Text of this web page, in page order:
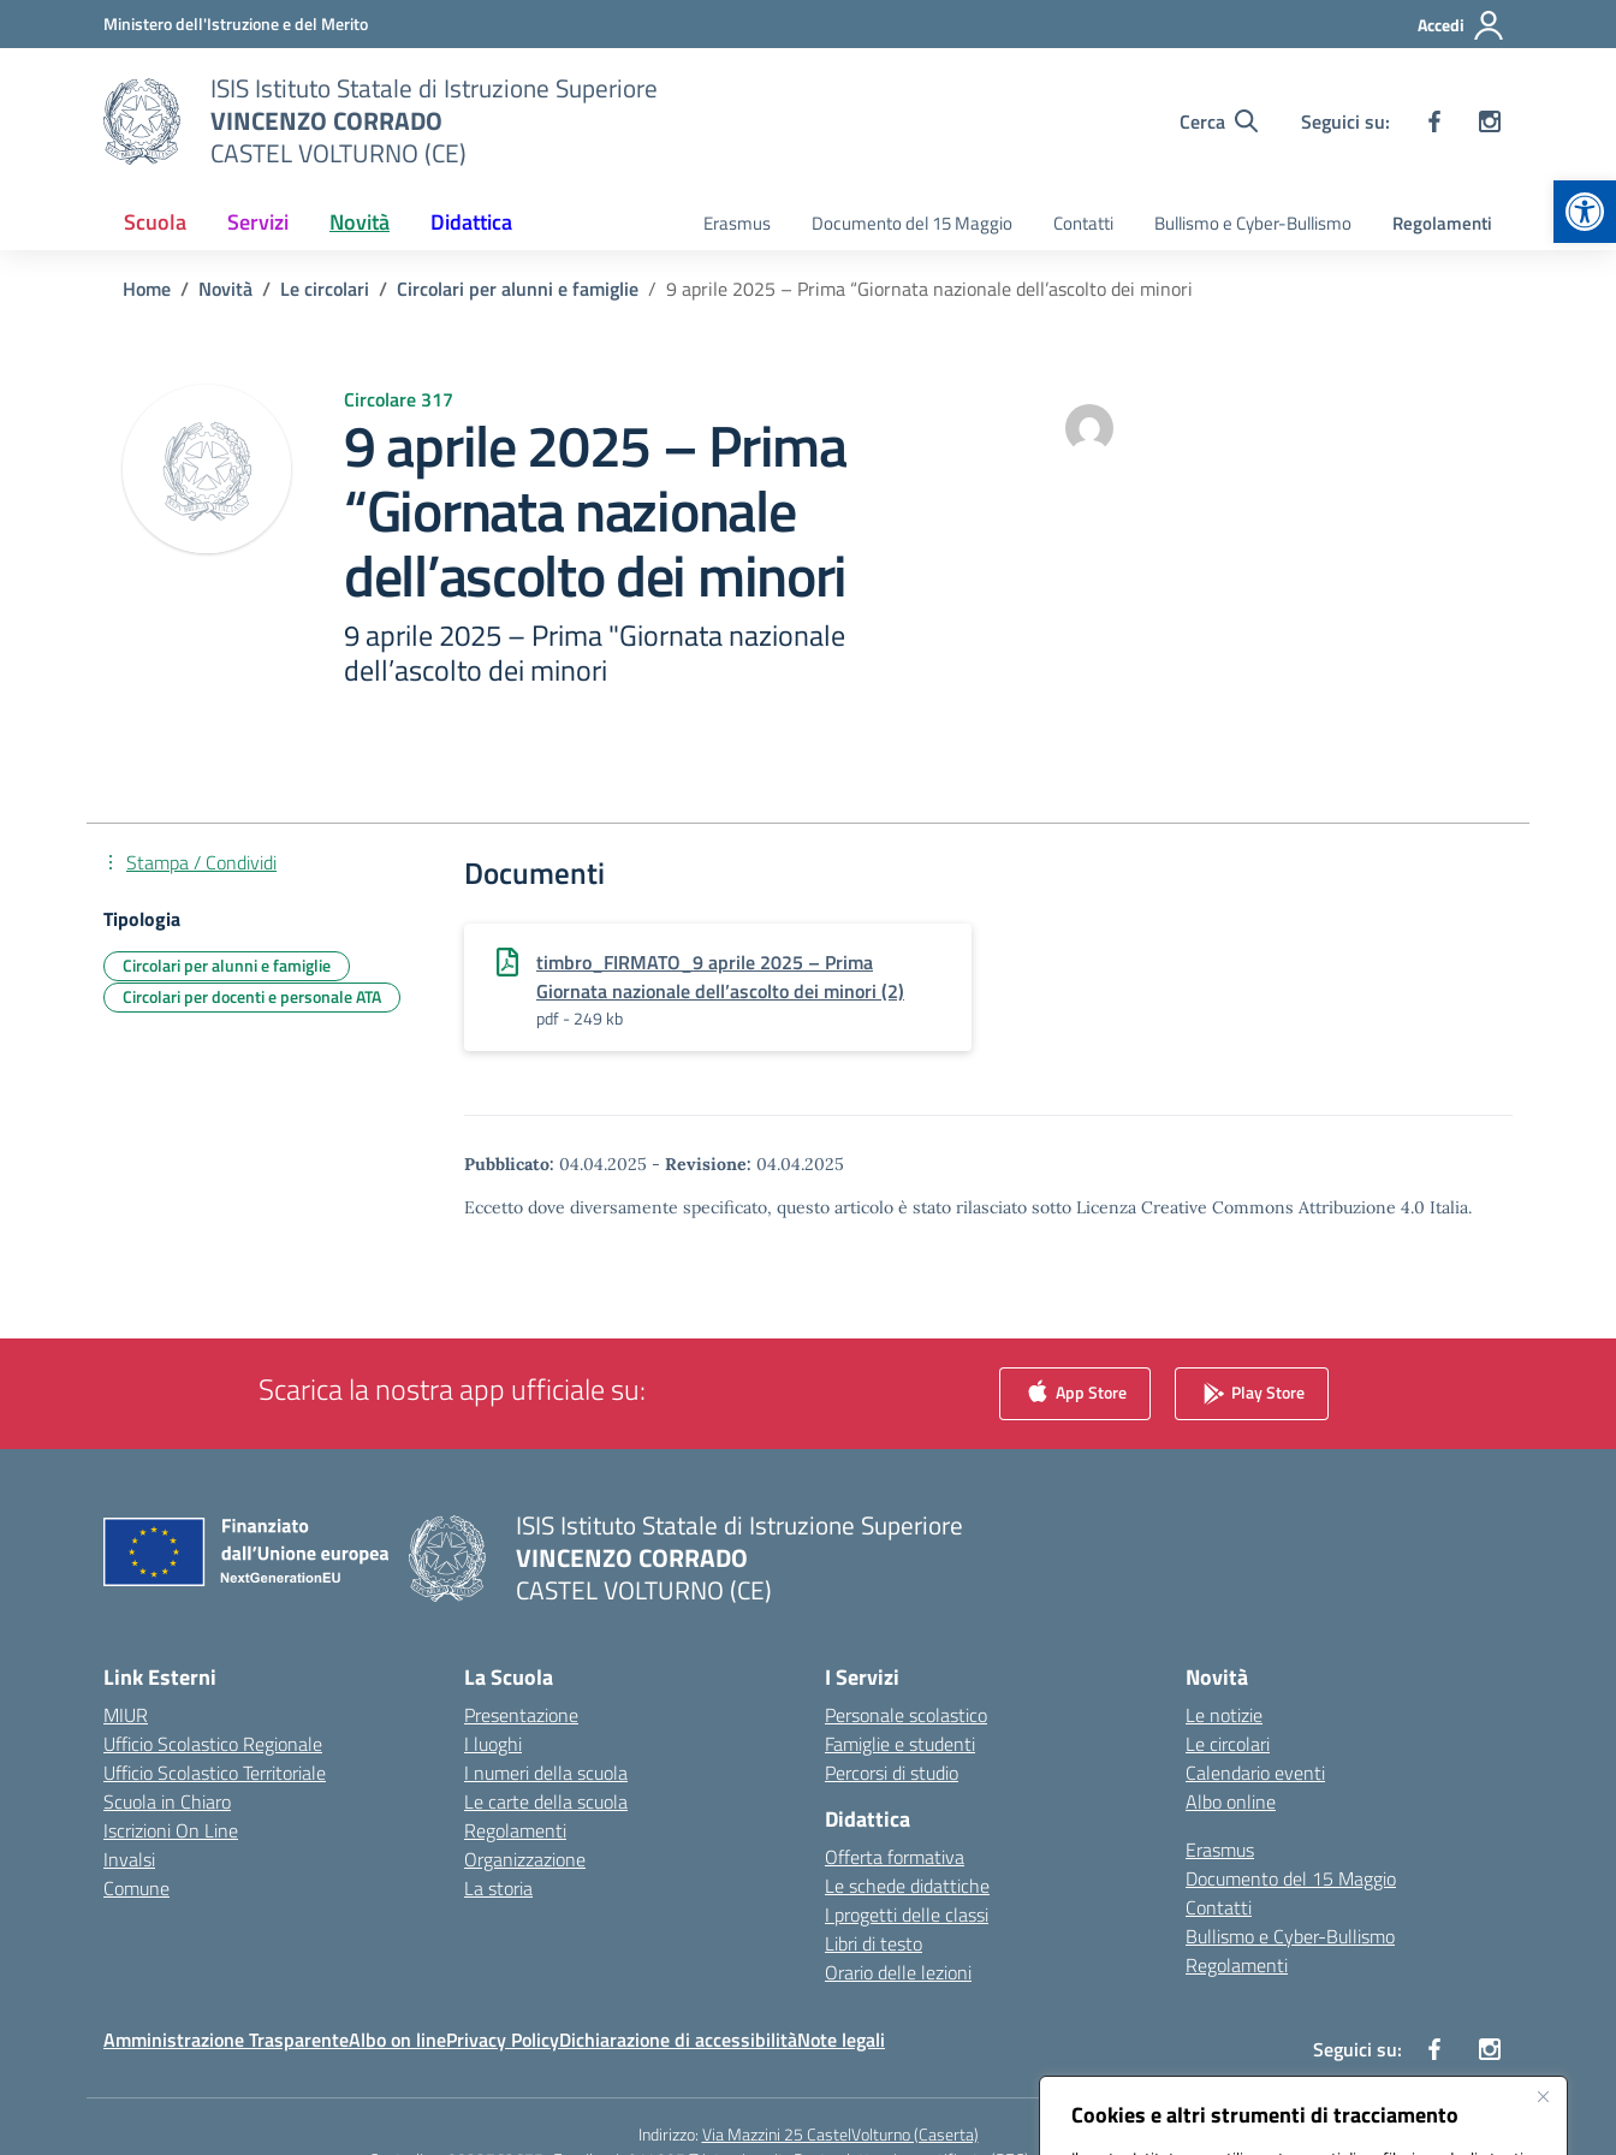
Cookies e altri strumenti di tracciamento
Vai ai contenuti
Vai al menu di navigazioneMinistero dell'Istruzione e del Merito Accedi
ISIS Istituto Statale di Istruzione Superiore
VINCENZO CORRADO
CASTEL VOLTURNO (CE)
Cerca Seguici su:
Scuola Servizi Novità Didattica Erasmus Documento del 15 Maggio Contatti Bullismo e Cyber-Bullismo Regolamenti
Home Novità Le circolari Circolari per alunni e famiglie 9 aprile 2025 – Prima “Giornata nazionale dell’ascolto dei minori
Circolare 317
9 aprile 2025 – Prima
“Giornata nazionale
dell’ascolto dei minori
9 aprile 2025 – Prima "Giornata nazionale
dell’ascolto dei minori
Documenti
timbro_FIRMATO_9 aprile 2025 – Prima
Giornata nazionale dell’ascolto dei minori (2)
pdf - 249 kb
Pubblicato: 04.04.2025 - Revisione: 04.04.2025
Eccetto dove diversamente specificato, questo articolo è stato rilasciato sotto Licenza Creative Commons Attribuzione 4.0 Italia.
Stampa / Condividi
Tipologia
Circolari per alunni e famiglie
Circolari per docenti e personale ATA
Scarica la nostra app ufficiale su: App Store Play Store
ISIS Istituto Statale di Istruzione Superiore
VINCENZO CORRADO
CASTEL VOLTURNO (CE)
Link Esterni
MIUR
Ufficio Scolastico Regionale
Ufficio Scolastico Territoriale
Scuola in Chiaro
Iscrizioni On Line
Invalsi
Comune
La Scuola
Presentazione
I luoghi
I numeri della scuola
Le carte della scuola
Regolamenti
Organizzazione
La storia
I Servizi
Personale scolastico
Famiglie e studenti
Percorsi di studio
Didattica
Offerta formativa
Le schede didattiche
I progetti delle classi
Libri di testo
Orario delle lezioni
Novità
Le notizie
Le circolari
Calendario eventi
Albo online
Erasmus
Documento del 15 Maggio
Contatti
Bullismo e Cyber-Bullismo
Regolamenti
Amministrazione TrasparenteAlbo on linePrivacy PolicyDichiarazione di accessibilitàNote legali Seguici su:
Indirizzo:Via Mazzini 25 CastelVolturno (Caserta)